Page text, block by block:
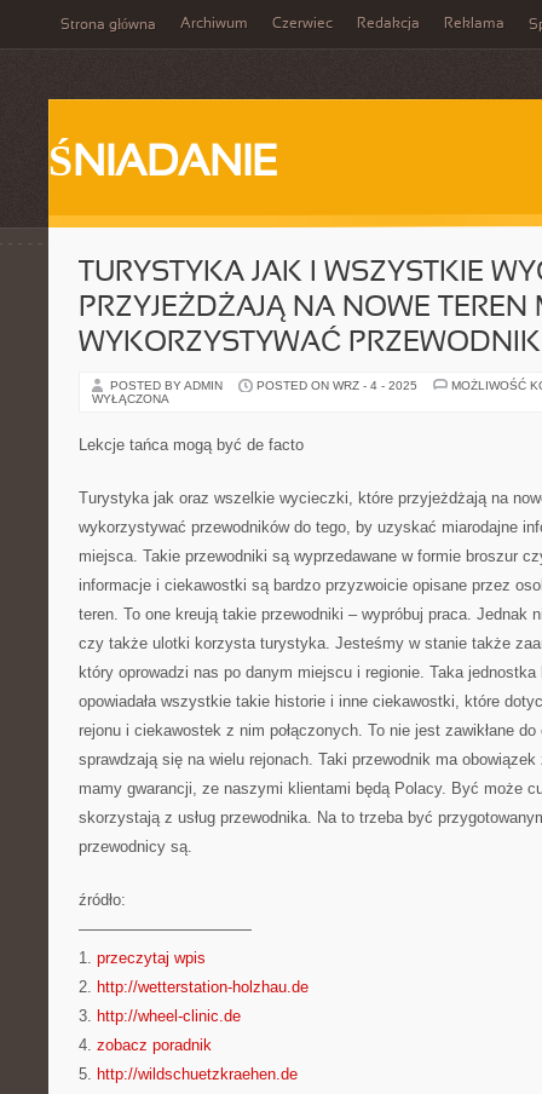
Strona główna Archiwum Czerwiec Redakcja Reklama
ŚNIADANIE
TURYSTYKA JAK I WSZYSTKIE
PRZYJEŻDŻAJĄ NA NOWE TEREN
WYKORZYSTYWAĆ
POSTED BY ADMIN POSTED ON WRZ - 4 - 2025
MOŻLIWOŚĆ
WYŁĄCZONA
Lekcje tańca mogą być de facto
Turystyka jak oraz wszelkie wycieczki, które przyjeżdżają na
wykorzystywać przewodników do tego, by uzyskać miarodajne
miejsca. Takie przewodniki są wyprzedawane w formie broszur
informacje i ciekawostki są bardzo przyzwoicie opisane przez
teren. To one kreują takie przewodniki – wypróbuj praca. Jednak
czy także ulotki korzysta turystyka. Jesteśmy w stanie także
który oprowadzi nas po danym miejscu i regionie. Taka
opowiadała wszystkie takie historie i inne ciekawostki, które
rejonu i ciekawostek z nim połączonych. To nie jest zawikłane
sprawdzają się na wielu rejonach. Taki przewodnik ma
mamy gwarancji, ze naszymi klientami będą Polacy. Być może
skorzystają z usług przewodnika. Na to trzeba być
przewodnicy są.
źródło:
———————————
1. przeczytaj wpis
2. http://wetterstation-holzhau.de
3. http://wheel-clinic.de
4. zobacz poradnik
5. http://wildschuetzkraehen.de